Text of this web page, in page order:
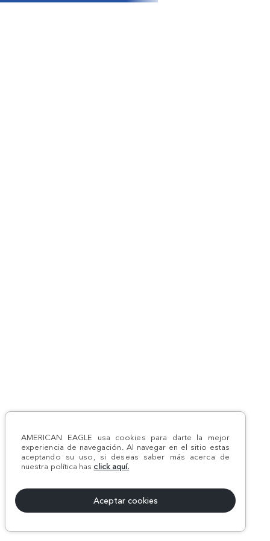
AMERICAN EAGLE usa cookies para darte la mejor
experiencia de navegación. Al navegar en el sitio estas
aceptando su uso, si deseas saber más acerca de
nuestra política has click aquí.
Aceptar cookies